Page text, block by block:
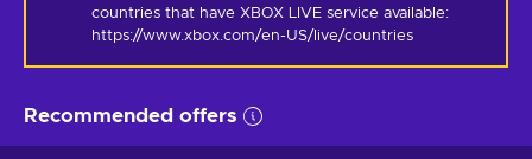
countries that have XBOX LIVE service available:
https://www.xbox.com/en-US/live/countries
Recommended offers